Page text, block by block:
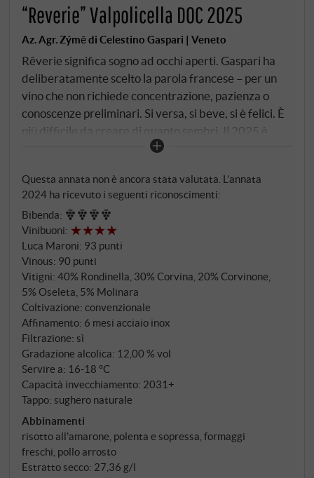
“Reverie” Valpolicella DOC 2025
Az. Agr. Zýmē di Celestino Gaspari | Veneto
Rêverie significa sogno ad occhi aperti. Gaspari ha
deliberatamente scelto la parola francese – per un
vino che non richiede concentrazione, pazienza o
conoscenze preliminari. Si versa, si beve, si è felici. È
più difficile da creare di quanto sembri. Il 2025 è
stata un'annata calda e generosa in Valpolicella –
naturale tra potenza e freschezza. Il fatto che il
Rêverie rimanga comunque leggero è dovuto alla
scelta: vendemmia anticipata, breve contatto con le
bucce, nessun intervento, nessun legno. Celestino
Gaspari non interviene su un vino che brilla da solo,
ma lo lascia fare – lo lascia fare.
Questa annata non è ancora stata valutata. L’annata
2024 ha ricevuto i seguenti riconoscimenti:
Bibenda:
Vinibuoni:
Luca Maroni: 93 punti
Vinous: 90 punti
Vitigni: 40% Rondinella, 30% Corvina, 20% Corvinone,
5% Oseleta, 5% Molinara
Coltivazione: convenzionale
Affinamento: 6 mesi acciaio inox
Filtrazione: sì
Gradazione alcolica: 12,00 % vol
Servire a: 16‑18 °C
Capacità invecchiamento: 2031+
Tappo: sughero naturale
Abbinamenti
risotto all'amarone, polenta e sopressa, formaggi
freschi, pollo arrosto
Estratto secco: 27,36 g/l